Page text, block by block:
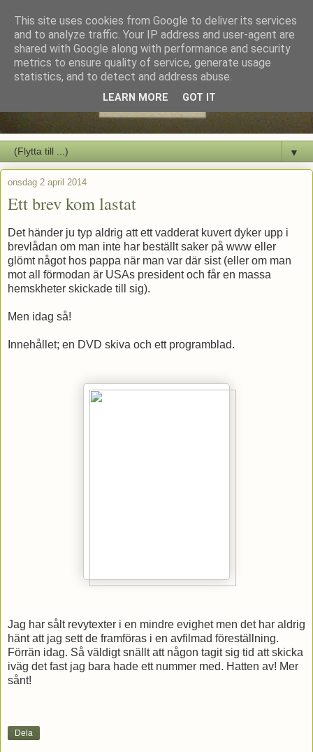
▼
onsdag 2 april 2014
Ett brev kom lastat
Det händer ju typ aldrig att ett vadderat kuvert dyker upp i
brevlådan om man inte har beställt saker på www eller
glömt något hos pappa när man var där sist (eller om man
mot all förmodan är USAs president och får en massa
hemskheter skickade till sig).
Men idag så!
Innehållet; en DVD skiva och ett programblad.
Jag har sålt revytexter i en mindre evighet men det har aldrig
hänt att jag sett de framföras i en avfilmad föreställning.
Förrän idag. Så väldigt snällt att någon tagit sig tid att skicka
iväg det fast jag bara hade ett nummer med. Hatten av! Mer
sånt!
Dela
This site uses cookies from Google to deliver its services
and to analyze traffic. Your IP address and user-agent are
shared with Google along with performance and security
metrics to ensure quality of service, generate usage
statistics, and to detect and address abuse.
LEARN MORE GOT IT